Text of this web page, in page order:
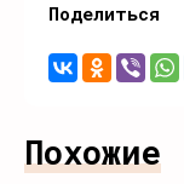
Поделиться
Похожие